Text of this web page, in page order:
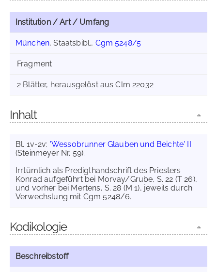
Institution / Art / Umfang
München, Staatsbibl., Cgm 5248/5
Fragment
2 Blätter, herausgelöst aus Clm 22032
Inhalt
Bl. 1v-2v: 'Wessobrunner Glauben und Beichte' II
(Steinmeyer Nr. 59).
Irrtümlich als Predigthandschrift des Priesters
Konrad aufgeführt bei Morvay/Grube, S. 22 (T 26),
und vorher bei Mertens, S. 28 (M 1), jeweils durch
Verwechslung mit Cgm 5248/6.
Kodikologie
Beschreibstoff